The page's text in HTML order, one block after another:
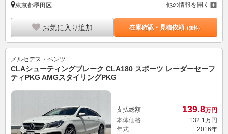
東京都墨田区 他の情報を開く
お気に入り追加 在庫確認・見積依頼（無料）
メルセデス・ベンツ
CLAシューティングブレーク CLA180 スポーツ レーダーセーフ
ティPKG AMGスタイリングPKG
支払総額 139.8万円
本体価格
132. 1 万円
年式
2016年